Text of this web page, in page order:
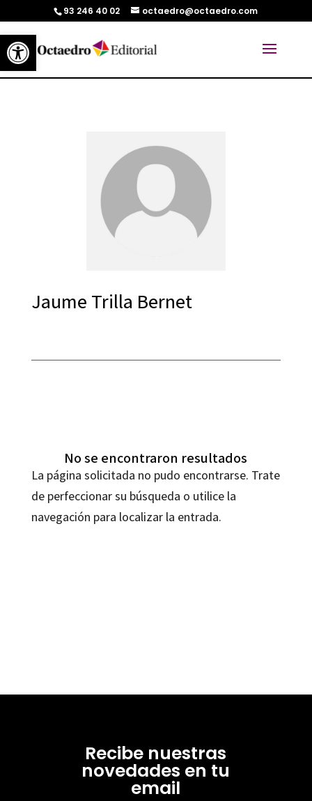
Abrir barra de herramientas
93 246 40 02 octaedro@octaedro.com
Jaume Trilla Bernet
No se encontraron resultados
La página solicitada no pudo encontrarse. Trate
de perfeccionar su búsqueda o utilice la
navegación para localizar la entrada.
Recibe nuestras
novedades en tu
email